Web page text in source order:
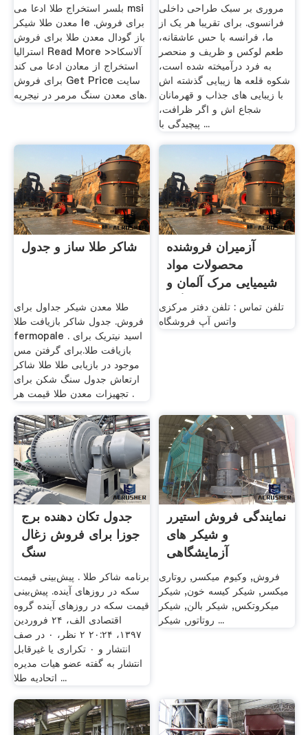
بلسر استخراج طلا ادعا می msi
معدن طلا شیکر le برای فروش.
باز گودال معدن طلا برای فروش
استرالیا Read More >>آلاسکا
استخراج از معادن ادعا می کند
برای فروش Get Price سایت
های معدن سنگ مرمر در نیجریه.
مروری بر سبک طراحی داخلی
فرانسوی. برای تقریبا هر یک از
ما، فرانسه با حس عاشقانه،
طعم لوکس و ظریف و منحصر
به فرد درآمیخته شده است،
شکوه قلعه ها زیبایی گذشته اش
با زیبایی های جذاب و قهرمانان
شجاع اش و اگر ظرافت،
پیچیدگی با ...
شاکر طلا ساز و جدول
طلا معدن شیکر جداول برای
فروش. جدول شاکر بازیافت طلا
fermopale . اسید نیتریک برای
بازیافت طلا.برای گرفتن مس
موجود در بازیابی طلا طلا شاکر
ارتعاش جدول سنگ شکن برای
تجهیزات معدن طلا قیمت هر .
آزمیران فروشنده
محصولات مواد
شیمیایی مرک آلمان و
سیگما ...
تلفن تماس : تلفن دفتر مرکزی
واتس آپ فروشگاه
جدول تکان دهنده برج
جوزا برای فروش زغال
سنگ
برنامه شاکر طلا . پیش‌بینی قیمت
سکه در روزهای آینده. پیش‌بینی
قیمت سکه در روزهای آینده گروه
اقتصادی الف، ۲۴ فروردین
۱۳۹۷، ۲۰:۲۴ ۲ نظر، ۰ در صف
انتشار و ۰ تکراری یا غیرقابل
انتشار به گفته عضو هیات مدیره
اتحادیه طلا ...
نمایندگی فروش استیرر
و شیکر های
آزمایشگاهی
فروش, وکیوم میکسر, روتاری
میکسر, شیکر کیسه خون, شیکر
میکروتکس, شیکر بالن, شیکر
روتاتور, شیکر ...